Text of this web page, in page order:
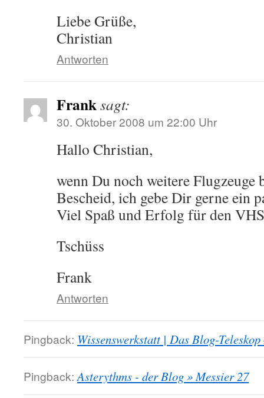
Liebe Grüße,
Christian
Antworten
Franksagt:
30. Oktober 2008 um 22:00 Uhr
Hallo Christian,
wenn Du noch weitere Flugzeuge
Bescheid, ich gebe Dir gerne ein
Viel Spaß und Erfolg für den
Tschüss
Frank
Antworten
Pingback: Wissenswerkstatt | Das Blog-Teleskop
Pingback: Asterythms - der Blog » Messier 27